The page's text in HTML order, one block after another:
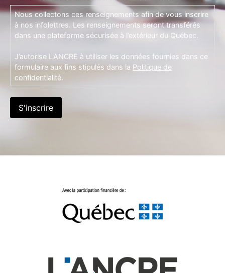
Nous collectons ces renseignements afin de vous inscrire
à nos infolettres. Les renseignements seront transférés
dans une plateforme sécurisée à l’extérieur du Québec.
J’autorise L'ANCRE à utiliser les données fournies dans ce
formulaire aux fins stipulés dans la Politique de
confidentialité.
S'inscrire